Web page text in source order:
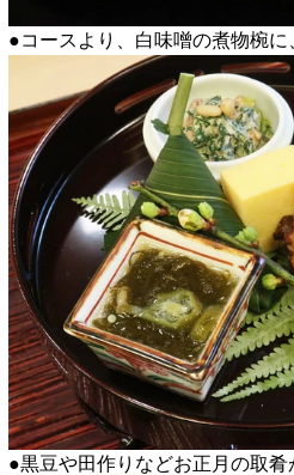
●コースより、白味噌の煮物椀に
●黒豆や田作りなどお正月の取肴